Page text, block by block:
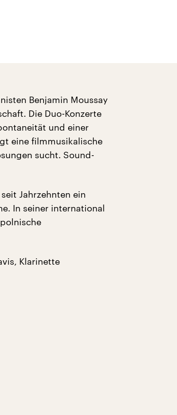
Benjamin Moussay
Die Duo-Konzerte
und einer
eine filmmusikalische
sucht. Sound-
Jahrzehnten ein
In seiner international
Klarinette